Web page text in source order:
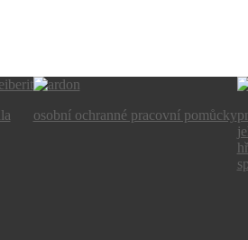
osobní ochranné pracovní pomůcky